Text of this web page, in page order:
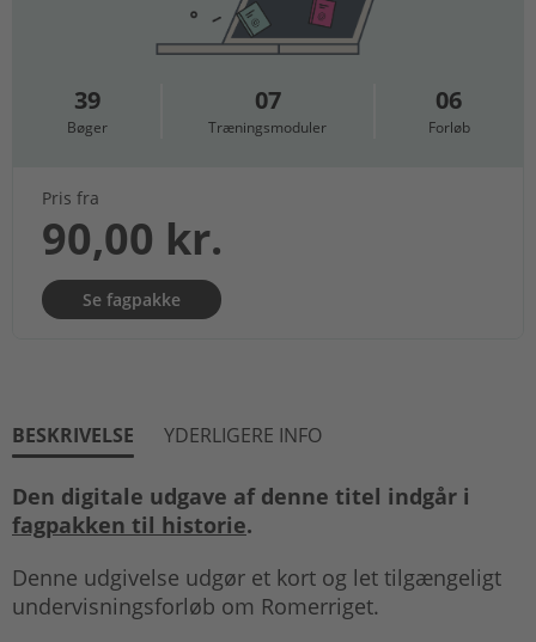
39
Bøger
07
Træningsmoduler
06
Forløb
Pris fra
90,00 kr.
Se fagpakke
BESKRIVELSE YDERLIGERE INFO
Den digitale udgave af denne titel indgår i
fagpakken til historie.
Denne udgivelse udgør et kort og let tilgængeligt
undervisningsforløb om Romerriget.